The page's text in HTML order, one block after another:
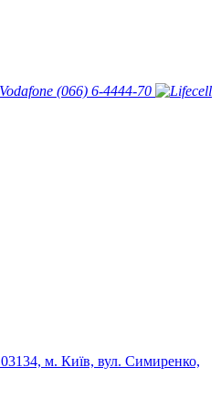
(066) 6-4444-70
03134, м. Київ, вул. Симиренко,